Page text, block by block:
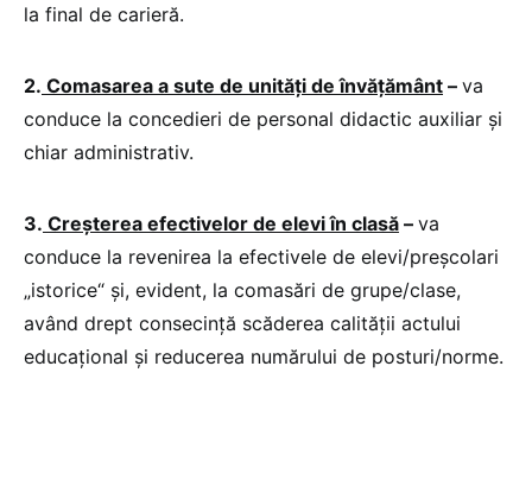
la final de carieră.
2. Comasarea a sute de unități de învățământ – va
conduce la concedieri de personal didactic auxiliar și
chiar administrativ.
3. Creșterea efectivelor de elevi în clasă – va
conduce la revenirea la efectivele de elevi/preșcolari
„istorice“ și, evident, la comasări de grupe/clase,
având drept consecință scăderea calității actului
educațional și reducerea numărului de posturi/norme.